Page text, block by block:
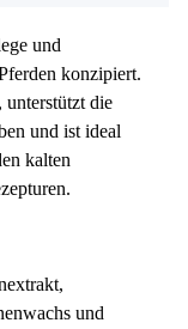
und
konzipiert.
die
und ist ideal
kalten
und